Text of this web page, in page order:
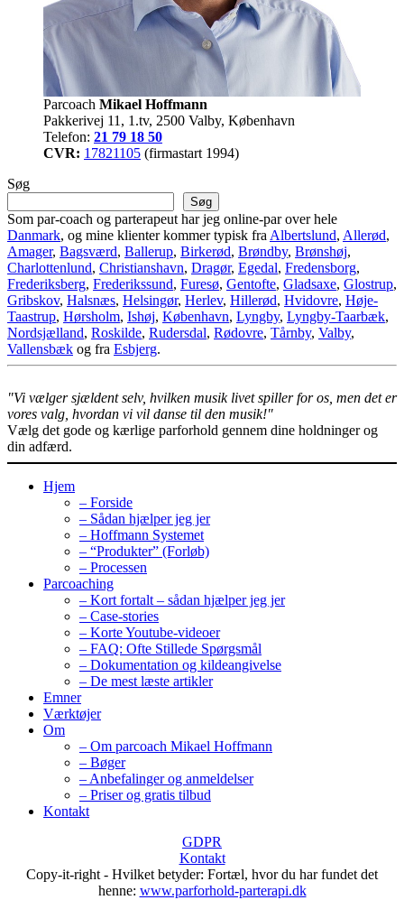
Parcoach Mikael Hoffmann
Pakkerivej 11, 1.tv, 2500 Valby, København
Telefon: 21 79 18 50
CVR: 17821105 (firmastart 1994)
Søg
Søg
Som par-coach og parterapeut har jeg online-par over hele
Danmark, og mine klienter kommer typisk fra Albertslund, Allerød,
Amager, Bagsværd, Ballerup, Birkerød, Brøndby, Brønshøj,
Charlottenlund, Christianshavn, Dragør, Egedal, Fredensborg,
Frederiksberg, Frederikssund, Furesø, Gentofte, Gladsaxe, Glostrup,
Gribskov, Halsnæs, Helsingør, Herlev, Hillerød, Hvidovre, Høje-
Taastrup, Hørsholm, Ishøj, København, Lyngby, Lyngby-Taarbæk,
Nordsjælland, Roskilde, Rudersdal, Rødovre, Tårnby, Valby,
Vallensbæk og fra Esbjerg.
"Vi vælger sjældent selv, hvilken musik livet spiller for os, men det er
vores valg, hvordan vi vil danse til den musik!"
Vælg det gode og kærlige parforhold gennem dine holdninger og
din adfærd.
Hjem
– Forside
– Sådan hjælper jeg jer
– Hoffmann Systemet
– “Produkter” (Forløb)
– Processen
Parcoaching
– Kort fortalt – sådan hjælper jeg jer
– Case-stories
– Korte Youtube-videoer
– FAQ: Ofte Stillede Spørgsmål
– Dokumentation og kildeangivelse
– De mest læste artikler
Emner
Værktøjer
Om
– Om parcoach Mikael Hoffmann
– Bøger
– Anbefalinger og anmeldelser
– Priser og gratis tilbud
Kontakt
GDPR
Kontakt
Copy-it-right - Hvilket betyder: Fortæl, hvor du har fundet det
henne: www.parforhold-parterapi.dk